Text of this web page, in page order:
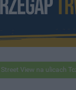
View na ulicach